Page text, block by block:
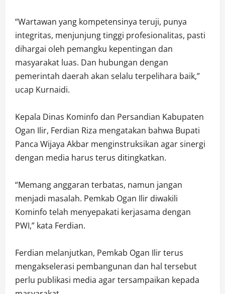
“Wartawan yang kompetensinya teruji, punya
integritas, menjunjung tinggi profesionalitas, pasti
dihargai oleh pemangku kepentingan dan
masyarakat luas. Dan hubungan dengan
pemerintah daerah akan selalu terpelihara baik,”
ucap Kurnaidi.
Kepala Dinas Kominfo dan Persandian Kabupaten
Ogan Ilir, Ferdian Riza mengatakan bahwa Bupati
Panca Wijaya Akbar menginstruksikan agar sinergi
dengan media harus terus ditingkatkan.
“Memang anggaran terbatas, namun jangan
menjadi masalah. Pemkab Ogan Ilir diwakili
Kominfo telah menyepakati kerjasama dengan
PWI,” kata Ferdian.
Ferdian melanjutkan, Pemkab Ogan Ilir terus
mengakselerasi pembangunan dan hal tersebut
perlu publikasi media agar tersampaikan kepada